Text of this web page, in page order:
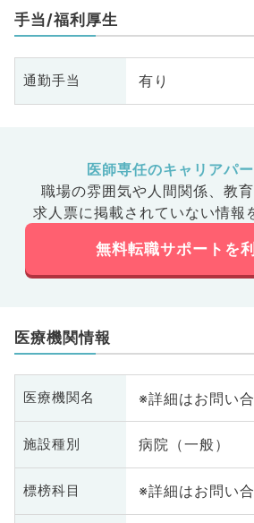
手当/福利厚生
通勤手当 有り
医師専任のキャリアパ
職場の雰囲気や人間関係、 教
求人票に掲載されていない情報
無料転職サポートを
医療機関情報
医療機関名 ※詳細はお問い
施設種別 病院（一般）
標榜科目 ※詳細はお問い